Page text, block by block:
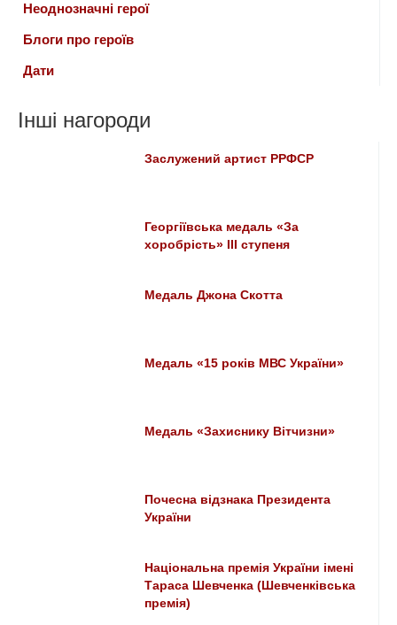
Неоднозначні герої
Блоги про героїв
Дати
Інші нагороди
Заслужений артист РРФСР
Георгіївська медаль «За
хоробрість» III ступеня
Медаль Джона Скотта
Медаль «15 років МВС України»
Медаль «Захиснику Вітчизни»
Почесна відзнака Президента
України
Національна премія України імені
Тараса Шевченка (Шевченківська
премія)